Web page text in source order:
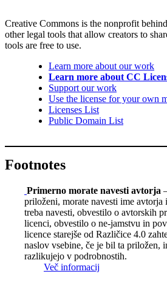
Creative Commons is the nonprofit
other legal tools that allow creators to
tools are free to use.
Learn more about our work
Learn more about CC
Support our work
Use the license for your own
Licenses List
Public Domain List
Footnotes
Primerno morate navesti avtorja
priloženi, morate navesti ime
treba navesti, obvestilo o avtorskih
licenci, obvestilo o ne-jamstvu in
licence starejše od Različice 4.0
naslov vsebine, če je bil ta priložen,
razlikujejo v podrobnostih.
Več informacij